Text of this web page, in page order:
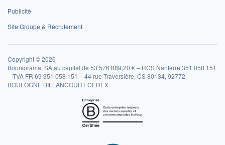
Publicité
Site Groupe & Recrutement
Copyright © 2026
Boursorama, SA au capital de 53 576 889,20 € – RCS Nanterre 351 058 151
– TVA FR 69 351 058 151 – 44 rue Traversière, CS 80134, 92772
BOULOGNE BILLANCOURT CEDEX